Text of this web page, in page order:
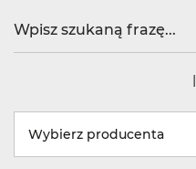
Wybierz producenta